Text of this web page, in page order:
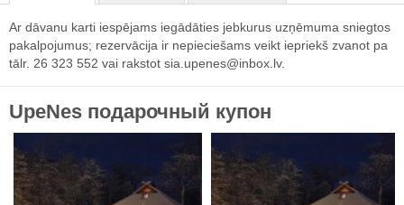
Ar dāvanu karti iespējams iegādāties jebkurus uzņēmuma sniegtos
pakalpojumus; rezervācija ir nepieciešams veikt iepriekš zvanot pa
tālr. 26 323 552 vai rakstot sia.upenes@inbox.lv.
UpeNes подарочный купон